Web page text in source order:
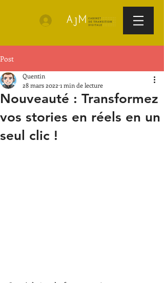
Post
Nouveauté : Transformez
vos stories en réels en un
seul clic !
Quentin
28 mars 2022 1 min de lecture